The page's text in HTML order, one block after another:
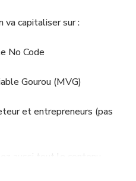
va capitaliser sur :
No Code
Gourou (MVG)
et entrepreneurs (pas
aussi tout le contenu
fait la réputation de Tugan